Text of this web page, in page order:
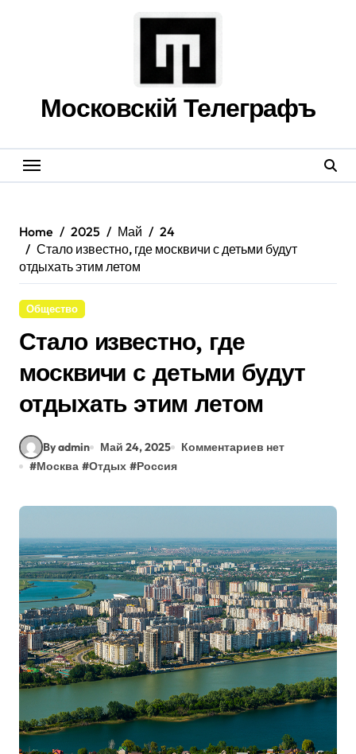
Московскій Телеграфъ
Home 2025 Май
24
Стало известно, где москвичи с детьми будут
отдыхать этим летом
Общество
Стало известно, где
москвичи с детьми будут
отдыхать этим летом
By admin Май 24, 2025
Комментариев нет
#Москва #Отдых #Россия